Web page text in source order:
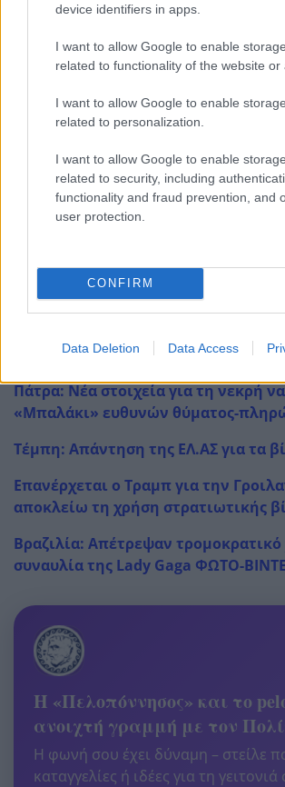
device identifiers in apps.
I want to allow Google to enable storage
related to functionality of the website or
I want to allow Google to enable storage
related to personalization.
I want to allow Google to enable storage
related to security, including
functionality and fraud prevention, and
user protection.
CONFIRM
Data Deletion Data Access
Τέλος η ακρίβεια παραμένει το
πρόβλημα των πολιτών σε ποσοστό
ακολουθεί η οικονομία με 30,4%, η
με 20,1% και η απονομή δικαιοσύνης
ΔΙΑΒΑΣΤΕ ΕΠΙΣΗΣ
Νέες οδηγίες από την ΑΑΔΕ για τα
κυκλοφορίας με το μήνα, τι πρέπει
οι ιδιοκτήτες
αφρικανική σκόνη, που θα βρέξει
Κύπελλο Ερασιτεχνών: Τι λέει η
οπαδική βία!
Πάτρα: Νέα στοιχεία για τη νεκρή
«Μπαλάκι» ευθυνών θύματος-
Τέμπη: Απάντηση της ΕΛ.ΑΣ για τα
Επανέρχεται ο Τραμπ για την
αποκλείω τη χρήση στρατιωτικής
Βραζιλία: Απέτρεψαν
συναυλία της Lady Gaga ΦΩΤΟ-
Η «Πελοπόννησος» και το
ανοιχτή γραμμή με τον
Η φωνή σου έχει δύναμη – στείλε
καταγγελίες ή ιδέες για τη γειτονιά